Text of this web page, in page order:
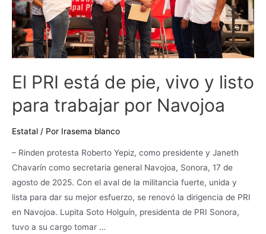
El PRI está de pie, vivo y listo
para trabajar por Navojoa
Estatal / Por Irasema blanco
– Rinden protesta Roberto Yepiz, como presidente y Janeth
Chavarín como secretaria general Navojoa, Sonora, 17 de
agosto de 2025. Con el aval de la militancia fuerte, unida y
lista para dar su mejor esfuerzo, se renovó la dirigencia de PRI
en Navojoa. Lupita Soto Holguín, presidenta de PRI Sonora,
tuvo a su cargo tomar …
listo
para
trabajar
por